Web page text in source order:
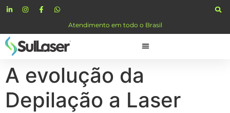
Atendimento em todo o Brasil
A evolução da
Depilação a Laser